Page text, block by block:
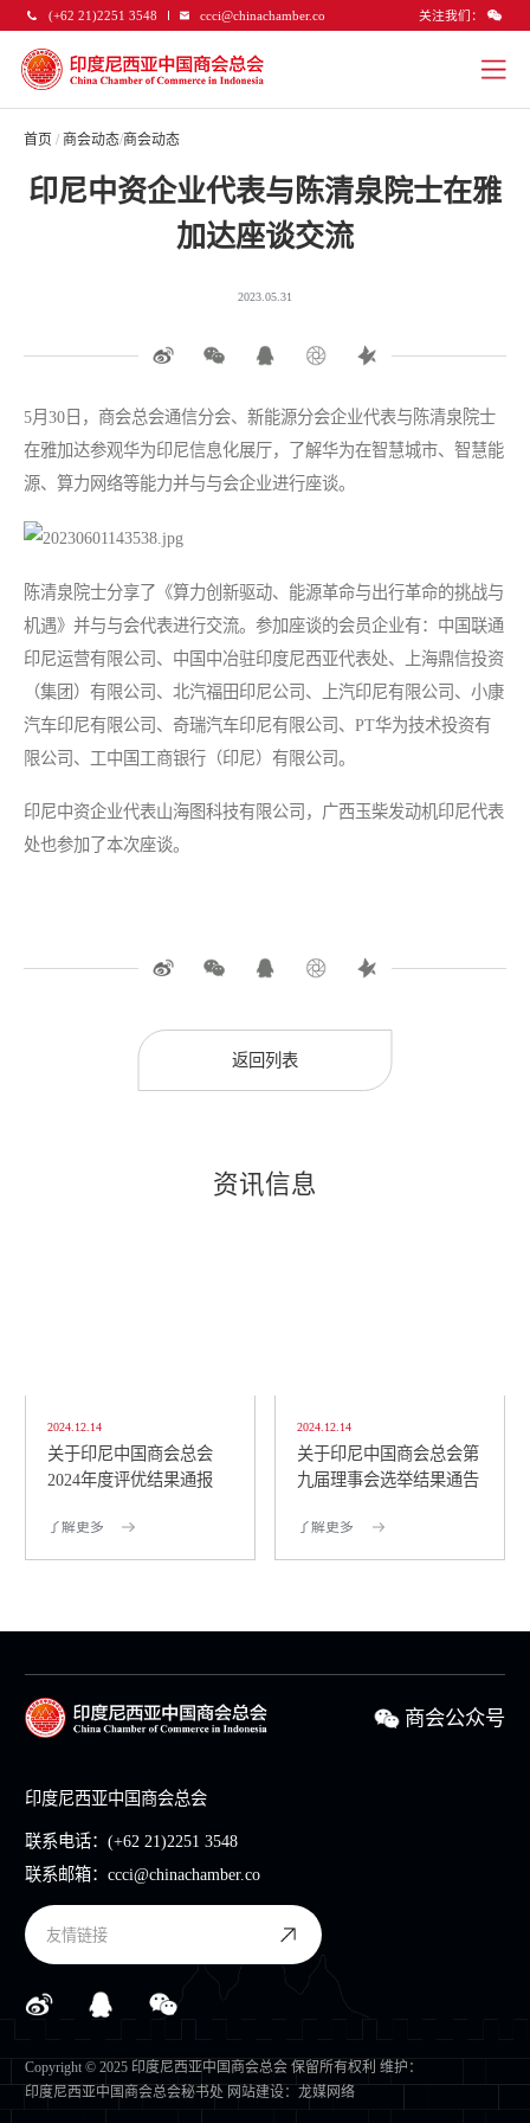
(+62 21)2251 3548 ccci@chinachamber.co 关注我们：
首页 / 商会动态/商会动态
印尼中资企业代表与陈清泉院士在雅
加达座谈交流
2023.05.31
5月30日，商会总会通信分会、新能源分会企业代表与陈清泉院士
在雅加达参观华为印尼信息化展厅，了解华为在智慧城市、智慧能
源、算力网络等能力并与与会企业进行座谈。
陈清泉院士分享了《算力创新驱动、能源革命与出行革命的挑战与
机遇》并与与会代表进行交流。参加座谈的会员企业有：中国联通
印尼运营有限公司、中国中冶驻印度尼西亚代表处、上海鼎信投资
（集团）有限公司、北汽福田印尼公司、上汽印尼有限公司、小康
汽车印尼有限公司、奇瑞汽车印尼有限公司、PT华为技术投资有
限公司、工中国工商银行（印尼）有限公司。
印尼中资企业代表山海图科技有限公司，广西玉柴发动机印尼代表
处也参加了本次座谈。
返回列表
资讯信息
2024.12.14
关于印尼中国商会总会
2024年度评优结果通报
了解更多
2024.12.14
关于印尼中国商会总会第
九届理事会选举结果通告
了解更多
商会公众号
印度尼西亚中国商会总会
联系电话： (+62 21)2251 3548
联系邮箱： ccci@chinachamber.co
友情链接
Copyright © 2025 印度尼西亚中国商会总会 保留所有权利 维护：
印度尼西亚中国商会总会秘书处 网站建设： 龙媒网络